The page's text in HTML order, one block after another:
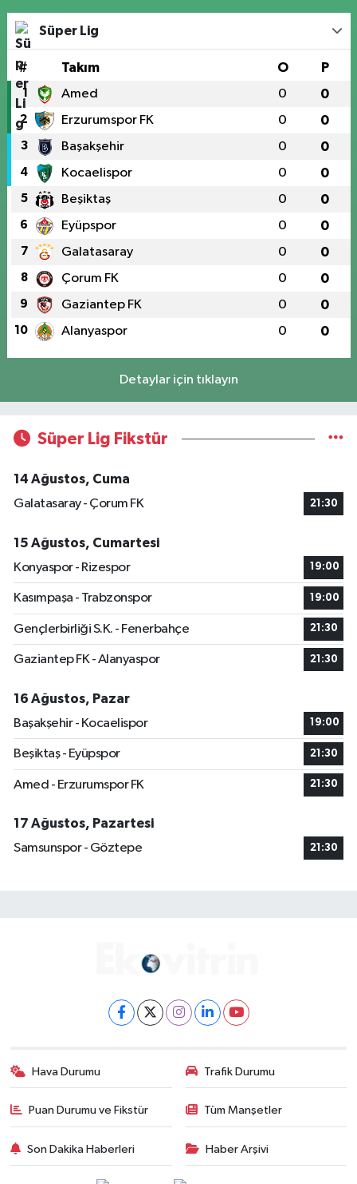
Süper Lig
# Takım O P
1 Amed 0 0
2 Erzurumspor FK 0 0
3 Başakşehir 0 0
4 Kocaelispor 0 0
5 Beşiktaş 0 0
6 Eyüpspor 0 0
7 Galatasaray 0 0
8 Çorum FK 0 0
9 Gaziantep FK 0 0
10 Alanyaspor 0 0
Detaylar için tıklayın
Süper Lig Fikstür
14 Ağustos, Cuma
Galatasaray - Çorum FK
21:30
15 Ağustos, Cumartesi
Konyaspor - Rizespor
19:00
Kasımpaşa - Trabzonspor 19:00
Gençlerbirliği S.K. - Fenerbahçe 21:30
Gaziantep FK - Alanyaspor 21:30
16 Ağustos, Pazar
Başakşehir - Kocaelispor
19:00
Beşiktaş - Eyüpspor 21:30
Amed - Erzurumspor FK 21:30
17 Ağustos, Pazartesi
Samsunspor - Göztepe
21:30
Hava Durumu Trafik Durumu
Puan Durumu ve Fikstür Tüm Manşetler
Son Dakika Haberleri Haber Arşivi